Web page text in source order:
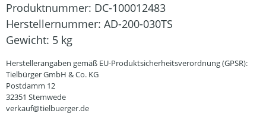
Produktnummer: DC-100012483
Herstellernummer: AD-200-030TS
Gewicht: 5 kg
Herstellerangaben gemäß EU-Produktsicherheitsverordnung (GPSR):
Tielbürger GmbH & Co. KG
Postdamm 12
32351 Stemwede
verkauf@tielbuerger.de